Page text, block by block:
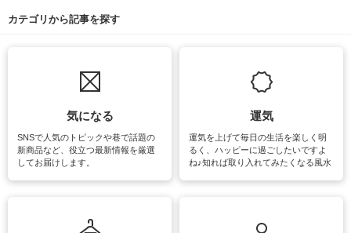
カテゴリから記事を探す
気になる
SNSで人気のトピックや巷で話題の
新商品など、役立つ最新情報を厳選
してお届けします。
運気
運気を上げて毎日の生活を楽しく明
るく、ハッピーに過ごしたいですよ
ね♪知れば取り入れてみたくなる風水